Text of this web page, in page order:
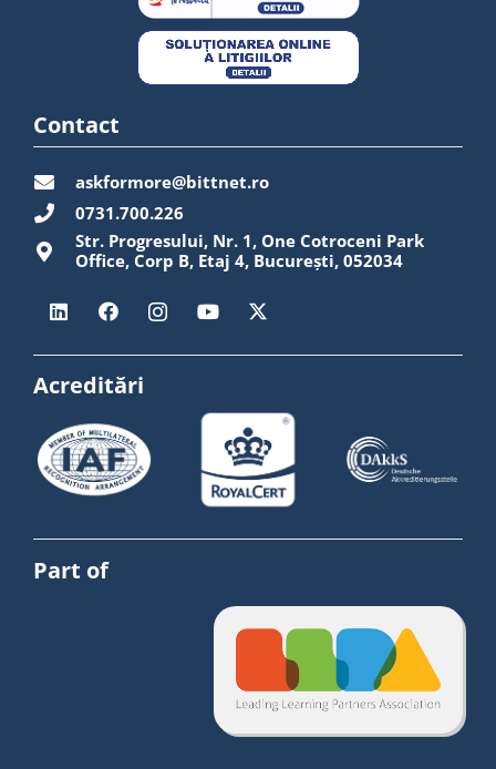
Contact
askformore@bittnet.ro
0731.700.226
Str. Progresului, Nr. 1, One Cotroceni Park
Office, Corp B, Etaj 4, București, 052034
Acreditări
Part of